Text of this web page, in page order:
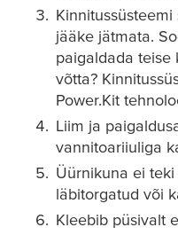
jääke jätmata.
paigaldada teise
võtta?
Power.Kit
Liim ja
vannitoariiuliga
Üürnikuna ei
läbitorgatud või
Kleebib püsivalt